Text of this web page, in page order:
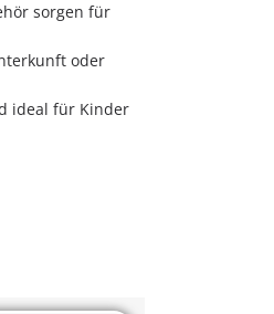
sorgen für
oder
ideal für Kinder